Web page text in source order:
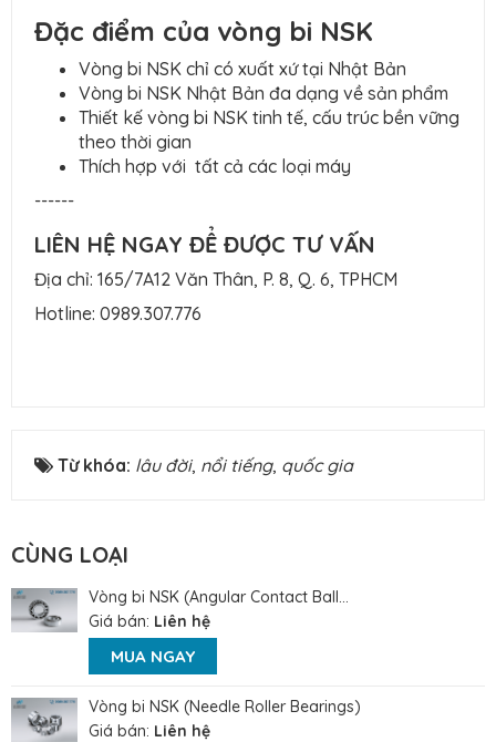
Đặc điểm của vòng bi NSK
Vòng bi NSK chỉ có xuất xứ tại Nhật Bản
Vòng bi NSK Nhật Bản đa dạng về sản phẩm
Thiết kế vòng bi NSK tinh tế, cấu trúc bền vững
theo thời gian
Thích hợp với tất cả các loại máy
------
LIÊN HỆ NGAY ĐỂ ĐƯỢC TƯ VẤN
Địa chỉ: 165/7A12 Văn Thân, P. 8, Q. 6, TPHCM
Hotline: 0989.307.776
Từ khóa: lâu đời, nổi tiếng, quốc gia
CÙNG LOẠI
Vòng bi NSK (Angular Contact Ball...
Giá bán: Liên hệ
MUA NGAY
Vòng bi NSK (Needle Roller Bearings)
Giá bán: Liên hệ